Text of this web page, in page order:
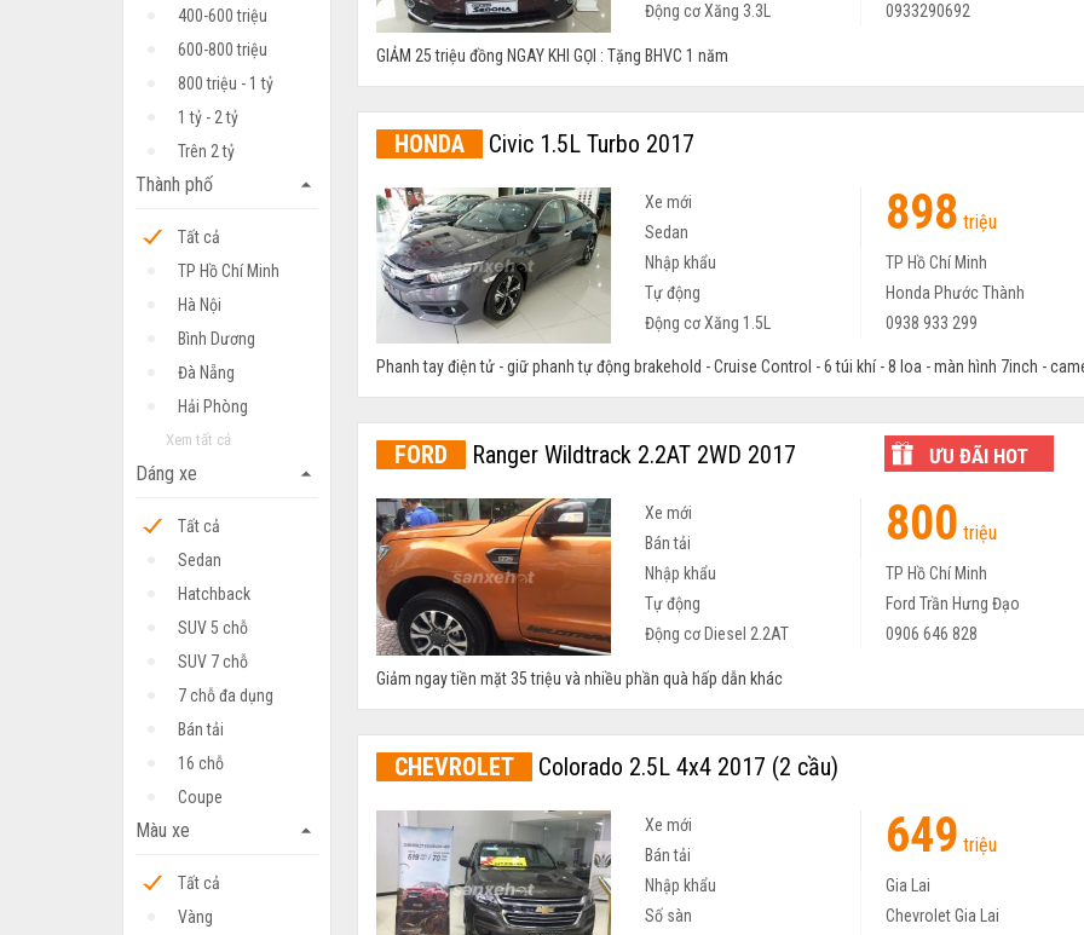
400-600 triệu
600-800 triệu
800 triệu - 1 tỷ
1 tỷ - 2 tỷ
Trên 2 tỷ
arrow_drop_up
Thành phố
Tất cả
TP Hồ Chí Minh
Hà Nội
Bình Dương
Đà Nẵng
Hải Phòng
Xem tất cả
arrow_drop_up
Dáng xe
Tất cả
Sedan
Hatchback
SUV 5 chỗ
SUV 7 chỗ
7 chỗ đa dụng
Bán tải
16 chỗ
Coupe
arrow_drop_up
Màu xe
Tất cả
Vàng
Động cơ Xăng 3.3L
0933290692
GIẢM 25 triệu đồng NGAY KHI GỌI : Tặng BHVC 1 năm
HONDA Civic 1.5L Turbo 2017
Xe mới 898 triệu
Sedan
Nhập khẩu
TP Hồ Chí Minh
Tự động
Honda Phước Thành
Động cơ Xăng 1.5L
0938 933 299
Phanh tay điện tử - giữ phanh tự động brakehold - Cruise Control - 6 túi khí - 8 loa - màn hình 7inch -
FORD Ranger Wildtrack 2.2AT 2WD 2017 ƯU ĐÃI HOT
Xe mới 800 triệu
Bán tải
Nhập khẩu
TP Hồ Chí Minh
Tự động
Ford Trần Hưng Đạo
Động cơ Diesel 2.2AT
0906 646 828
Giảm ngay tiền mặt 35 triệu và nhiều phần quà hấp dẫn khác
CHEVROLET Colorado 2.5L 4x4 2017 (2 cầu)
Xe mới 649 triệu
Bán tải
Nhập khẩu
Gia Lai
Số sàn
Chevrolet Gia Lai